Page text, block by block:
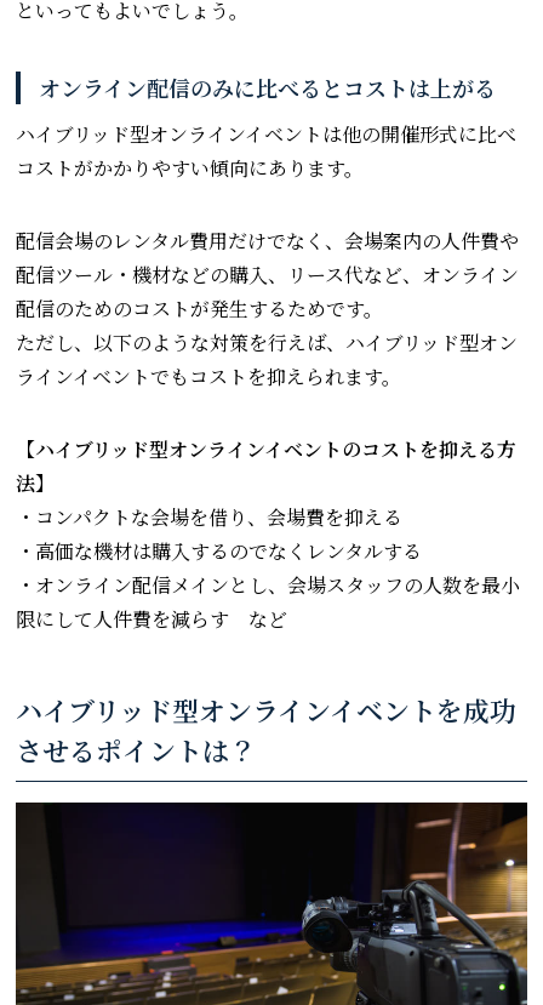
といってもよいでしょう。
オンライン配信のみに比べるとコストは上がる
ハイブリッド型オンラインイベントは他の開催形式に比べ
コストがかかりやすい傾向にあります。
配信会場のレンタル費用だけでなく、会場案内の人件費や
配信ツール・機材などの購入、リース代など、オンライン
配信のためのコストが発生するためです。
ただし、以下のような対策を行えば、ハイブリッド型オン
ラインイベントでもコストを抑えられます。
【ハイブリッド型オンラインイベントのコストを抑える方
法】
・コンパクトな会場を借り、会場費を抑える
・高価な機材は購入するのでなくレンタルする
・オンライン配信メインとし、会場スタッフの人数を最小
限にして人件費を減らす など
ハイブリッド型オンラインイベントを成功
させるポイントは？